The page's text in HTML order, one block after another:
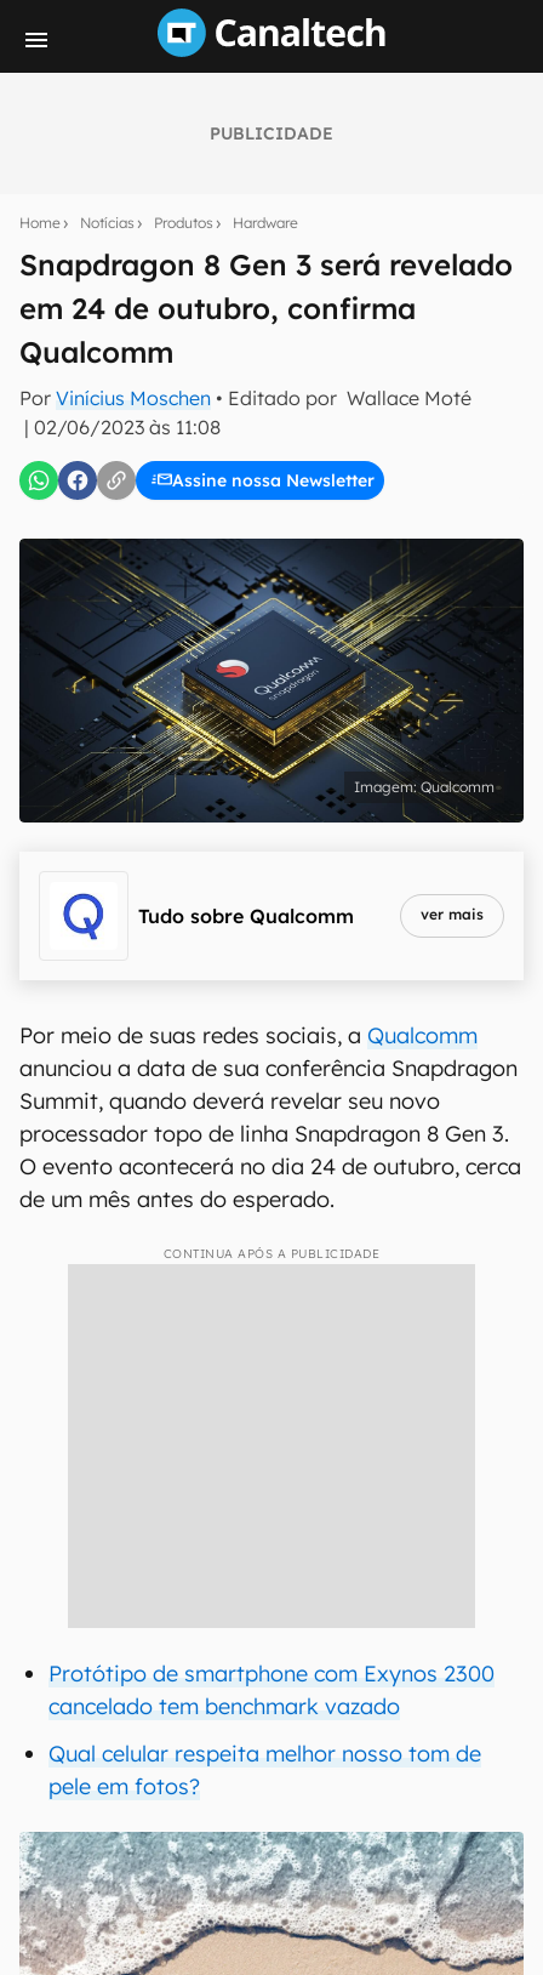
PUBLICIDADE
Home Notícias Produtos Hardware
Snapdragon 8 Gen 3 será revelado
em 24 de outubro, confirma
Qualcomm
Por Vinícius Moschen • Editado por Wallace Moté
| 02/06/2023 às 11:08
Assine nossa Newsletter
notícias e reviews sobre tecnologia em primeira
E-mail
inscreva-se
Confirmo que li, aceito e concordo com os Termos de
Uso e Política de Privacidade do Canaltech.
Qualcomm
Tudo sobre Qualcomm ver mais
Por meio de suas redes sociais, a Qualcomm
anunciou a data de sua conferência Snapdragon
Summit, quando deverá revelar seu novo
processador topo de linha Snapdragon 8 Gen 3.
O evento acontecerá no dia 24 de outubro, cerca
de um mês antes do esperado.
CONTINUA APÓS A PUBLICIDADE
Protótipo de smartphone com Exynos 2300
cancelado tem benchmark vazado
Qual celular respeita melhor nosso tom de
pele em fotos?